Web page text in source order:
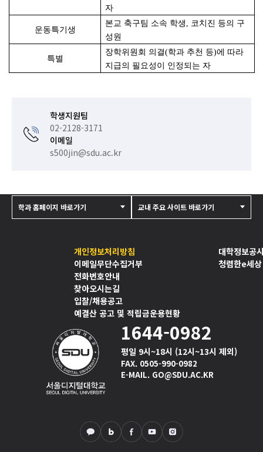
자
운동특기생
본교 축구팀 소속 학생, 코치진 등의 구
성원
특별
장학위원회 의결(학과 추천 등)에 따라
지급의 필요성이 인정되는 자
학생지원팀
02-2128-3171
이메일
s500jin@sdu.ac.kr
개인정보처리방침
이메일무단수집거부
전화번호안내
찾아오시는길
입찰/채용공고
예결산 공고 및 적립금운용현황
대학정보공
청렴한e세상
1644-0982
평일 9시~18시 (12시~13시 제외)
FAX. 0505-990-0982
E-MAIL. GO@SDU.AC.KR
학과 홈페이지 바로가기 교내 주요 사이트 바로가기